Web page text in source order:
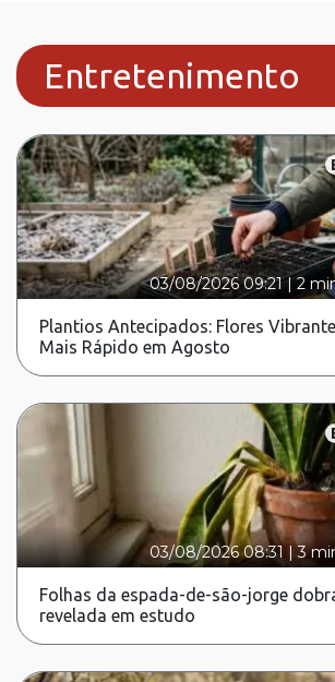
Entretenimento
03/08/2026 09:21|2
Plantios Antecipados: Flores
Mais Rápido em Agosto
03/08/2026 08:31 |3
Folhas da espada-de-são-jorge
revelada em estudo